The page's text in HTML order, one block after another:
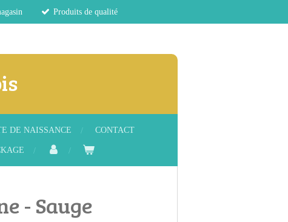
Produits de qualité
DE NAISSANCE CONTACT
- Sauge